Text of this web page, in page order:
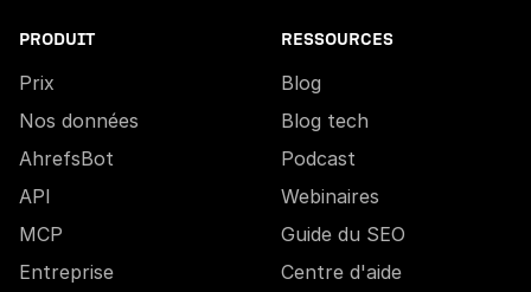
PRODUIT
Prix
Nos données
AhrefsBot
API
MCP
Entreprise
RESSOURCES
Blog
Blog tech
Podcast
Webinaires
Guide du SEO
Centre d'aide